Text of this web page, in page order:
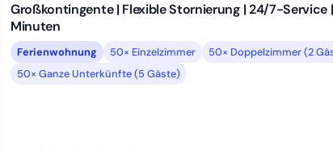
Großkontingente | Flexible Stornierung | 24/7-
Minuten
Ferienwohnung 50× Einzelzimmer 50× Doppelzimmer (2
50× Ganze Unterkünfte (5 Gäste)